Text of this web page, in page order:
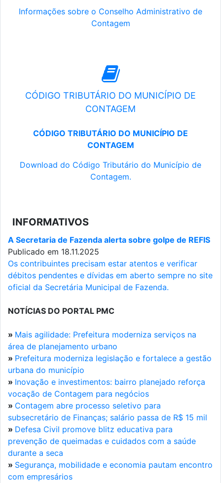
Informações sobre o Conselho Administrativo de
Contagem
CÓDIGO TRIBUTÁRIO DO MUNICÍPIO DE
CONTAGEM
CÓDIGO TRIBUTÁRIO DO MUNICÍPIO DE
CONTAGEM
Download do Código Tributário do Município de
Contagem.
INFORMATIVOS
A Secretaria de Fazenda alerta sobre golpe de REFIS
Publicado em 18.11.2025
Os contribuintes precisam estar atentos e verificar
débitos pendentes e dívidas em aberto sempre no site
oficial da Secretária Municipal de Fazenda.
NOTÍCIAS DO PORTAL PMC
» Mais agilidade: Prefeitura moderniza serviços na
área de planejamento urbano
» Prefeitura moderniza legislação e fortalece a gestão
urbana do município
» Inovação e investimentos: bairro planejado reforça
vocação de Contagem para negócios
» Contagem abre processo seletivo para
subsecretário de Finanças; salário passa de R$ 15 mil
» Defesa Civil promove blitz educativa para
prevenção de queimadas e cuidados com a saúde
durante a seca
» Segurança, mobilidade e economia pautam encontro
com empresários